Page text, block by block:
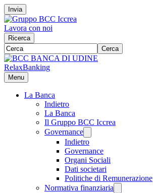
Invia
Lavora con noi
Ricerca
Cerca
RelaxBanking
Menu
La Banca
Indietro
La Banca
Il Gruppo BCC Iccrea
Governance
Indietro
Governance
Organi Sociali
Dati societari
Politiche di Remunerazione
Normativa finanziaria